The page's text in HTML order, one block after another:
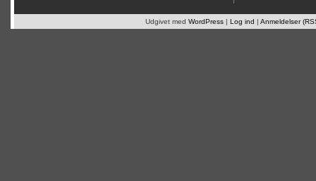
Udgivet med WordPress | Log ind | Anmeldelser